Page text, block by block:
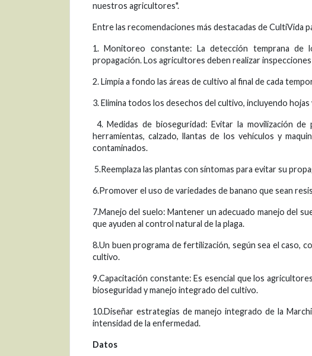
nuestros agricultores".
Entre las recomendaciones más destacadas de CultiVida
1. Monitoreo constante: La detección temprana de
propagación. Los agricultores deben realizar
2. Limpia a fondo las áreas de cultivo al final de cada
3. Elimina todos los desechos del cultivo, incluyendo
4. Medidas de bioseguridad: Evitar la movilización
herramientas, calzado, llantas de los vehículos y
contaminados.
5.Reemplaza las plantas con síntomas para evitar su
6.Promover el uso de variedades de banano que sean
7.Manejo del suelo: Mantener un adecuado manejo del
que ayuden al control natural de la plaga.
8.Un buen programa de fertilización, según sea el caso,
cultivo.
9.Capacitación constante: Es esencial que los
bioseguridad y manejo integrado del cultivo.
10.Diseñar estrategias de manejo integrado de la
intensidad de la enfermedad.
Datos